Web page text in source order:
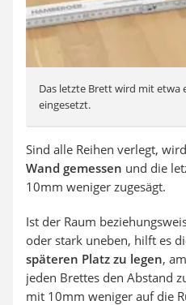
Das letzte Brett wird mit etwa
eingesetzt.
Sind alle Reihen verlegt,
Wand gemessen und die
10mm weniger zugesägt.
Ist der Raum
oder stark uneben, hilft es
späteren Platz zu legen,
jeden Brettes den Abstand
mit 10mm weniger auf die